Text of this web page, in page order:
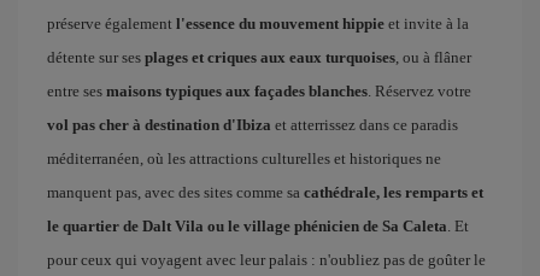
préserve également l'essence du mouvement hippie et invite à la
détente sur ses plages et criques aux eaux turquoises, ou à flâner
entre ses maisons typiques aux façades blanches. Réservez votre
vol pas cher à destination d'Ibiza et atterrissez dans ce paradis
méditerranéen, où les attractions culturelles et historiques ne
manquent pas, avec des sites comme sa cathédrale, les remparts et
le quartier de Dalt Vila ou le village phénicien de Sa Caleta. Et
pour ceux qui voyagent avec leur palais : n'oubliez pas de goûter le